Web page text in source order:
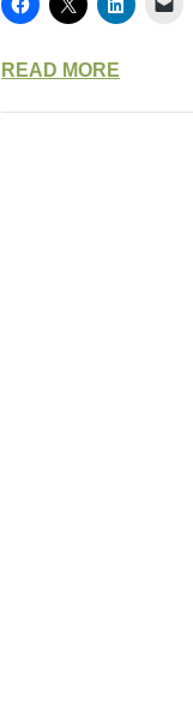
READ MORE